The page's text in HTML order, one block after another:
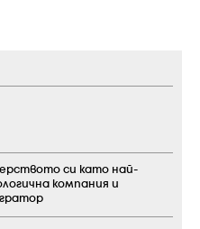
си като най-
компания и